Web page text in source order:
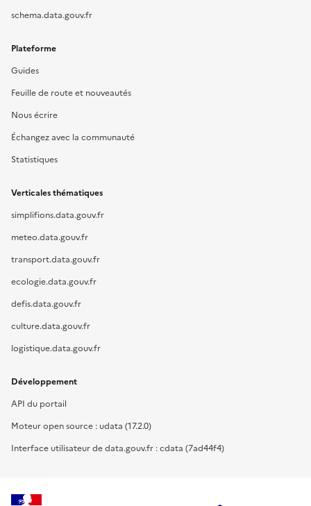
schema.data.gouv.fr
Plateforme
Guides
Feuille de route et nouveautés
Nous écrire
Échangez avec la communauté
Statistiques
Verticales thématiques
simplifions.data.gouv.fr
meteo.data.gouv.fr
transport.data.gouv.fr
ecologie.data.gouv.fr
defis.data.gouv.fr
culture.data.gouv.fr
logistique.data.gouv.fr
Développement
API du portail
Moteur open source : udata (17.2.0)
Interface utilisateur de data.gouv.fr : cdata (7ad44f4)